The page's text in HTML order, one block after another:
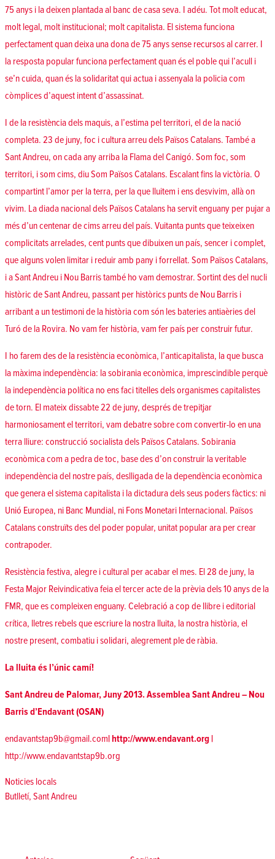
75 anys i la deixen plantada al banc de casa seva. I adéu. Tot molt educat,
molt legal, molt institucional; molt capitalista. El sistema funciona
perfectament quan deixa una dona de 75 anys sense recursos al carrer. I
la resposta popular funciona perfectament quan és el poble qui l’acull i
se’n cuida, quan és la solidaritat qui actua i assenyala la policia com
còmplices d’aquest intent d’assassinat.
I de la resistència dels maquis, a l’estima pel territori, el de la nació
completa. 23 de juny, foc i cultura arreu dels Països Catalans. També a
Sant Andreu, oncada any arriba la Flama del Canigó. Som foc, som
territori, i som cims, diuSom Països Catalans. Escalant fins la victòria. O
compartint l’amor per la terra, per la que lluitem i ens desvivim, allà on
vivim. La diada nacional dels Països Catalans ha servit enguany per pujar a
més d’un centenar de cims arreu del país. Vuitanta punts que teixeixen
complicitats arrelades, cent punts que dibuixen un país, sencer i complet,
que alguns volen limitar i reduir amb pany i forrellat. Som Països Catalans,
i a Sant Andreu i Nou Barris també ho vam demostrar. Sortint des del nucli
històric de Sant Andreu, passant per històrics punts de Nou Barris i
arribant a un testimoni de la història com són les bateries antiaèries del
Turó de la Rovira. No vam fer història, vam fer país per construir futur.
I ho farem des de la resistència econòmica, l’anticapitalista, la que busca
la màxima independència: la sobirania econòmica, imprescindible perquè
la independència política no ens faci titelles dels organismes capitalistes
de torn. El mateix dissabte 22 de juny, després de trepitjar
harmoniosament el territori, vam debatre sobre com convertir-lo en una
terra lliure: construcció socialista dels Països Catalans. Sobirania
econòmica com a pedra de toc, base des d’on construir la veritable
independència del nostre país, deslligada de la dependència econòmica
que genera el sistema capitalista i la dictadura dels seus poders fàctics: ni
Unió Europea, ni Banc Mundial, ni Fons Monetari Internacional. Països
Catalans construïts des del poder popular, unitat popular ara per crear
contrapoder.
Resistència festiva, alegre i cultural per acabar el mes. El 28 de juny, la
Festa Major Reivindicativa feia eltercer acte de la prèvia dels 10 anys de la
FMR, que es compleixen enguany. Celebració a cop de llibre i editorial
crítica, lletres rebels que escriure la nostra lluita, la nostra història, el
nostre present, combatiu i solidari, alegrement ple de ràbia.
La lluita és l’únic camí!
Sant Andreu de Palomar, Juny 2013. Assemblea Sant Andreu – Nou
Barris d’Endavant (OSAN)
endavantstap9b@gmail.com|http://www.endavant.org |
http://www.endavantstap9b.org
Posted in
Noticies locals
Tags:
Butlletí, Sant Andreu
d'entrades